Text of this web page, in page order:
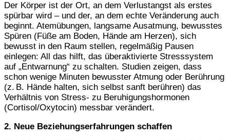
Der Körper ist der Ort, an dem Verlustangst als erstes
spürbar wird – und der, an dem echte Veränderung auch
beginnt. Atemübungen, langsame Ausatmung, bewusstes
Spüren (Füße am Boden, Hände am Herzen), sich
bewusst in den Raum stellen, regelmäßig Pausen
einlegen: All das hilft, das überaktivierte Stresssystem
auf „Entwarnung“ zu schalten. Studien zeigen, dass
schon wenige Minuten bewusster Atmung oder Berührung
(z. B. Hände halten, sich selbst sanft berühren) das
Verhältnis von Stress- zu Beruhigungshormonen
(Cortisol/Oxytocin) messbar verändert.
2. Neue Beziehungserfahrungen schaffen